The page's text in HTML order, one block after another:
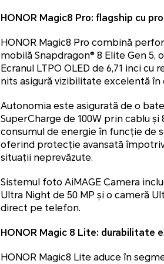
HONOR Magic8 Pro: flagship cu
HONOR Magic8 Pro combină
mobilă Snapdragon® 8 Elite Gen
Ecranul LTPO OLED de 6,71 inci
nits asigură vizibilitate excelentă în
Autonomia este asigurată de o
SuperCharge de 100W prin cablu
consumul de energie în funcție de
oferind protecție avansată
situații neprevăzute.
Sistemul foto AiMAGE Camera
Ultra Night de 50 MP și o cameră
direct pe telefon.
HONOR Magic 8 Lite: durabilitate
HONOR Magic8 Lite aduce în